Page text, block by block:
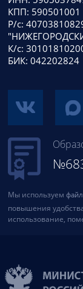
КПП: 590501001
Р/с:
К/с:
БИК: 042202824
Мы используем
повышения
использование,